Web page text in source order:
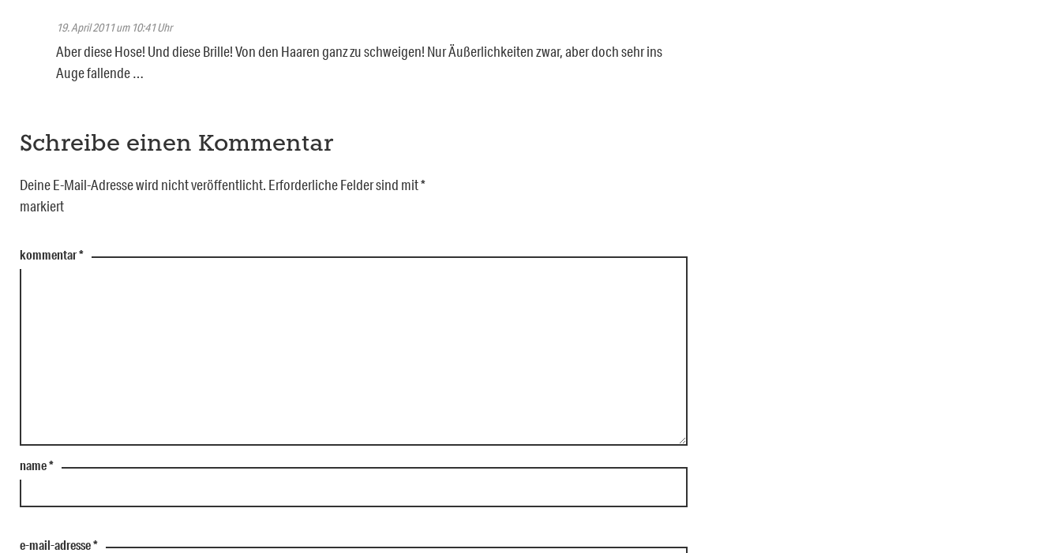
19. April 2011 um 10:41 Uhr
Aber diese Hose! Und diese Brille! Von den Haaren ganz zu schweigen! Nur Äußerlichkeiten zwar, aber doch sehr ins
Auge fallende …
Schreibe einen Kommentar
Deine E-Mail-Adresse wird nicht veröffentlicht. Erforderliche Felder sind mit*
markiert
kommentar*
name*
e-mail-adresse*